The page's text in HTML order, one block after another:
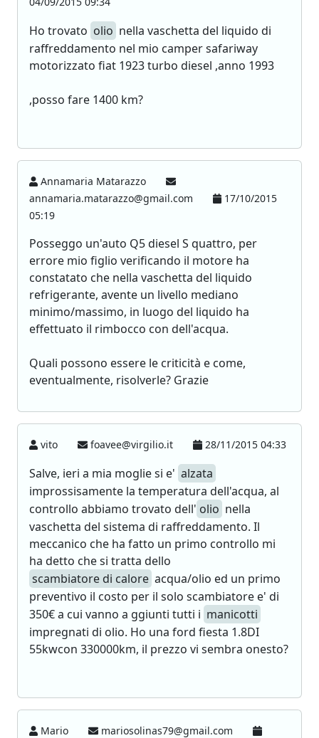
Ho trovato olio nella vaschetta del liquido di
raffreddamento nel mio camper safariway
motorizzato fiat 1923 turbo diesel ,anno 1993
,posso fare 1400 km?
Annamaria Matarazzo
annamaria.matarazzo@gmail.com
17/10/2015
05:19
Posseggo un'auto Q5 diesel S quattro, per
errore mio figlio verificando il motore ha
constatato che nella vaschetta del liquido
refrigerante, avente un livello mediano
minimo/massimo, in luogo del liquido ha
effettuato il rimbocco con dell'acqua.
Quali possono essere le criticità e come,
eventualmente, risolverle? Grazie
vito foavee@virgilio.it 28/11/2015 04:33
Salve, ieri a mia moglie si e' alzata
improssisamente la temperatura dell'acqua, al
controllo abbiamo trovato dell' olio nella
vaschetta del sistema di raffreddamento. Il
meccanico che ha fatto un primo controllo mi
ha detto che si tratta dello
scambiatore di calore acqua/olio ed un primo
preventivo il costo per il solo scambiatore e' di
350€ a cui vanno a ggiunti tutti i manicotti
impregnati di olio. Ho una ford fiesta 1.8DI
55kwcon 330000km, il prezzo vi sembra onesto?
Mario
mariosolinas79@gmail.com